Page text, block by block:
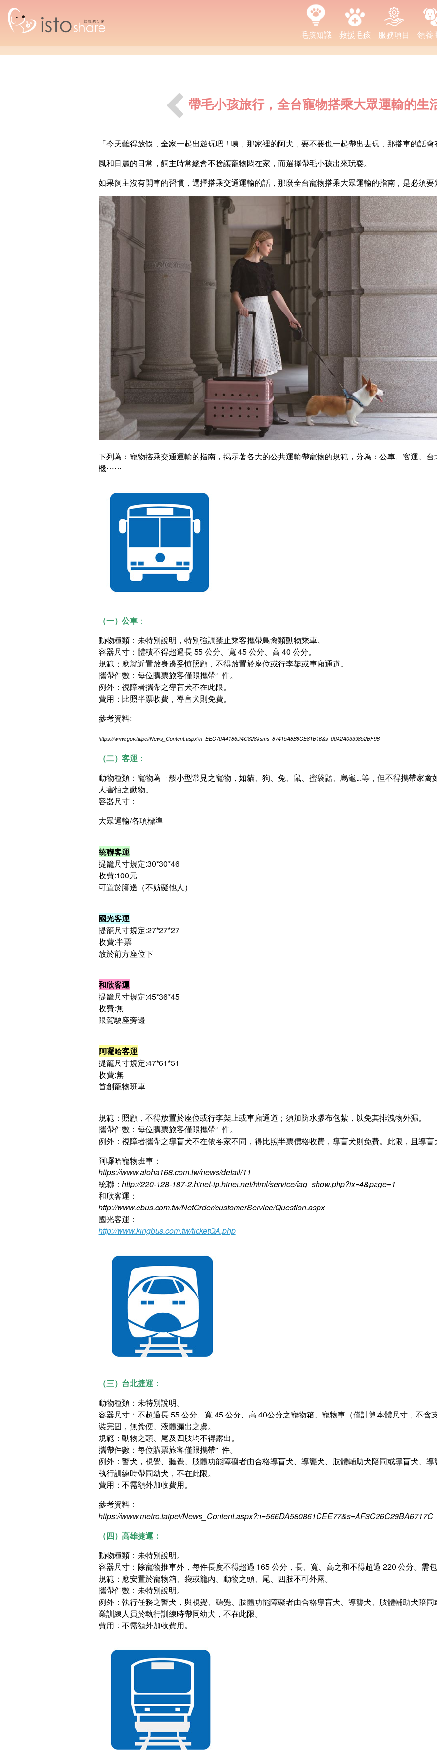
毛孩知識 救援毛孩 服務項目 領養
帶毛小孩旅行，全台寵物搭乘大眾運輸的生
「今天難得放假，全家一起出遊玩吧！咦，那家裡的阿犬，要不要也一起帶出去玩，那搭車的話會
風和日麗的日常，飼主時常總會不捨讓寵物悶在家，而選擇帶毛小孩出來玩耍。
如果飼主沒有開車的習慣，選擇搭乘交通運輸的話，那麼全台寵物搭乘大眾運輸的指南，是必須要
下列為：寵物搭乘交通運輸的指南，揭示著各大的公共運輸帶寵物的規範，分為：公車、客運、
機⋯⋯
（一）公車：
動物種類：未特別說明，特別強調禁止乘客攜帶鳥禽類動物乘車。
容器尺寸：體積不得超過長 55 公分、寬 45 公分、高 40 公分。
規範：應就近置放身邊妥慎照顧，不得放置於座位或行李架或車廂通道。
攜帶件數：每位購票旅客僅限攜帶1 件。
例外：視障者攜帶之導盲犬不在此限。
費用：比照半票收費，導盲犬則免費。
參考資料:
https://www.gov.taipei/News_Content.aspx?n=EEC70A4186D4C828&sms=87415A8B9CE81B16&s=00A2A0339852BF9B
（二）客運：
動物種類：寵物為ㄧ般小型常見之寵物，如貓、狗、兔、鼠、蜜袋鼯、烏龜...等，但不得攜帶家禽
人害怕之動物。
容器尺寸：
大眾運輸/各項標準
統聯客運
提籠尺寸規定:30*30*46
收費:100元
可置於腳邊（不妨礙他人）
國光客運
提籠尺寸規定:27*27*27
收費:半票
放於前方座位下
和欣客運
提籠尺寸規定:45*36*45
收費:無
限駕駛座旁邊
阿囉哈客運
提籠尺寸規定:47*61*51
收費:無
首創寵物班車
規範：照顧，不得放置於座位或行李架上或車廂通道；須加防水膠布包紮，以免其排洩物外漏。
攜帶件數：每位購票旅客僅限攜帶1 件。
例外：視障者攜帶之導盲犬不在依各家不同，得比照半票價格收費，導盲犬則免費。此限，且導盲
阿囉哈寵物班車：
https://www.aloha168.com.tw/news/detail/11
統聯： http://220-128-187-2.hinet-ip.hinet.net/html/service/faq_show.php?ix=4&page=1
和欣客運：
http://www.ebus.com.tw/NetOrder/customerService/Question.aspx
國光客運：
http://www.kingbus.com.tw/ticketQA.php
（三）台北捷運：
動物種類：未特別說明。
容器尺寸：不超過長 55 公分、寬 45 公分、高 40公分之寵物箱、寵物車（僅計算本體尺寸，不含
裝完固，無糞便、液體漏出之虞。
規範：動物之頭、尾及四肢均不得露出。
攜帶件數：每位購票旅客僅限攜帶1 件。
例外：警犬，視覺、聽覺、肢體功能障礙者由合格導盲犬、導聾犬、肢體輔助犬陪同或導盲犬、
執行訓練時帶同幼犬，不在此限。
費用：不需額外加收費用。
參考資料：
https://www.metro.taipei/News_Content.aspx?n=566DA580861CEE77&s=AF3C26C29BA6717C
（四）高雄捷運：
動物種類：未特別說明。
容器尺寸：除寵物推車外，每件長度不得超過 165 公分，長、寬、高之和不得超過 220 公分。需
規範：應安置於寵物箱、袋或籠內。動物之頭、尾、四肢不可外露。
攜帶件數：未特別說明。
例外：執行任務之警犬，與視覺、聽覺、肢體功能障礙者由合格導盲犬、導聾犬、肢體輔助犬陪
業訓練人員於執行訓練時帶同幼犬，不在此限。
費用：不需額外加收費用。